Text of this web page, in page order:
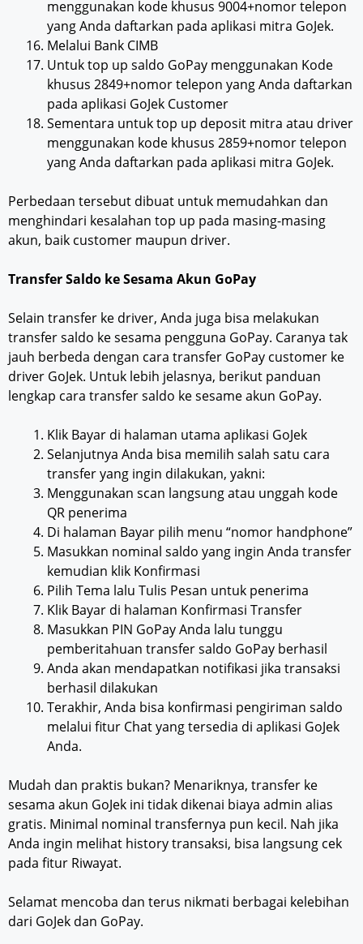
menggunakan kode khusus 9004+nomor telepon
yang Anda daftarkan pada aplikasi mitra GoJek.
Melalui Bank CIMB
Untuk top up saldo GoPay menggunakan Kode
khusus 2849+nomor telepon yang Anda daftarkan
pada aplikasi GoJek Customer
Sementara untuk top up deposit mitra atau driver
menggunakan kode khusus 2859+nomor telepon
yang Anda daftarkan pada aplikasi mitra GoJek.
Perbedaan tersebut dibuat untuk memudahkan dan
menghindari kesalahan top up pada masing-masing
akun, baik customer maupun driver.
Transfer Saldo ke Sesama Akun GoPay
Selain transfer ke driver, Anda juga bisa melakukan
transfer saldo ke sesama pengguna GoPay. Caranya tak
jauh berbeda dengan cara transfer GoPay customer ke
driver GoJek. Untuk lebih jelasnya, berikut panduan
lengkap cara transfer saldo ke sesame akun GoPay.
Klik Bayar di halaman utama aplikasi GoJek
Selanjutnya Anda bisa memilih salah satu cara
transfer yang ingin dilakukan, yakni:
Menggunakan scan langsung atau unggah kode
QR penerima
Di halaman Bayar pilih menu “nomor handphone”
Masukkan nominal saldo yang ingin Anda transfer
kemudian klik Konfirmasi
Pilih Tema lalu Tulis Pesan untuk penerima
Klik Bayar di halaman Konfirmasi Transfer
Masukkan PIN GoPay Anda lalu tunggu
pemberitahuan transfer saldo GoPay berhasil
Anda akan mendapatkan notifikasi jika transaksi
berhasil dilakukan
Terakhir, Anda bisa konfirmasi pengiriman saldo
melalui fitur Chat yang tersedia di aplikasi GoJek
Anda.
Mudah dan praktis bukan? Menariknya, transfer ke
sesama akun GoJek ini tidak dikenai biaya admin alias
gratis. Minimal nominal transfernya pun kecil. Nah jika
Anda ingin melihat history transaksi, bisa langsung cek
pada fitur Riwayat.
Selamat mencoba dan terus nikmati berbagai kelebihan
dari GoJek dan GoPay.